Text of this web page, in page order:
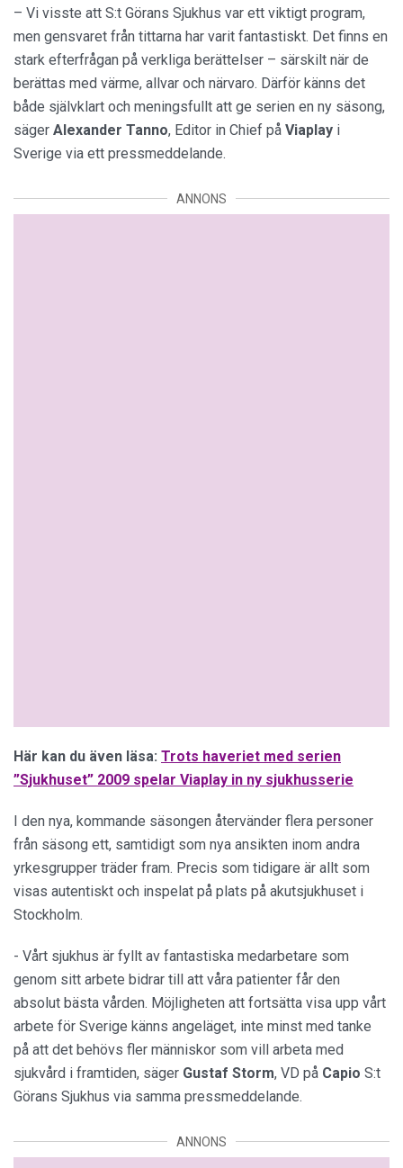
– Vi visste att S:t Görans Sjukhus var ett viktigt program,
men gensvaret från tittarna har varit fantastiskt. Det finns en
stark efterfrågan på verkliga berättelser – särskilt när de
berättas med värme, allvar och närvaro. Därför känns det
både självklart och meningsfullt att ge serien en ny säsong,
säger Alexander Tanno, Editor in Chief på Viaplay i
Sverige via ett pressmeddelande.
ANNONS
Här kan du även läsa: Trots haveriet med serien
”Sjukhuset” 2009 spelar Viaplay in ny sjukhusserie
I den nya, kommande säsongen återvänder flera personer
från säsong ett, samtidigt som nya ansikten inom andra
yrkesgrupper träder fram. Precis som tidigare är allt som
visas autentiskt och inspelat på plats på akutsjukhuset i
Stockholm.
- Vårt sjukhus är fyllt av fantastiska medarbetare som
genom sitt arbete bidrar till att våra patienter får den
absolut bästa vården. Möjligheten att fortsätta visa upp vårt
arbete för Sverige känns angeläget, inte minst med tanke
på att det behövs fler människor som vill arbeta med
sjukvård i framtiden, säger Gustaf Storm, VD på Capio S:t
Görans Sjukhus via samma pressmeddelande.
ANNONS